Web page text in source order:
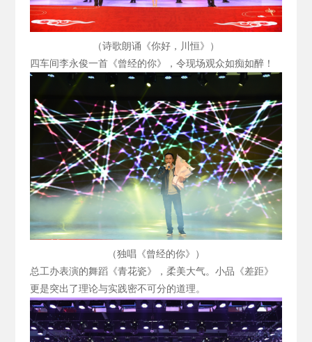
（诗歌朗诵《你好，川恒》）
四车间李永俊一首《曾经的你》，令现场观众如痴如醉！
（独唱《曾经的你》）
总工办表演的舞蹈《青花瓷》，柔美大气。小品《差距》
更是突出了理论与实践密不可分的道理。